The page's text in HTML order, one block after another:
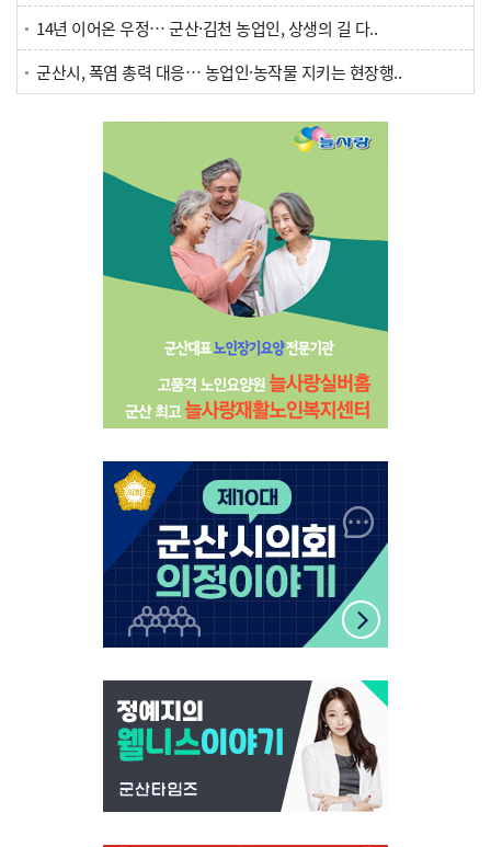
14년 이어온 우정… 군산·김천 농업인, 상생의 길 다..
군산시, 폭염 총력 대응… 농업인·농작물 지키는 현장행..